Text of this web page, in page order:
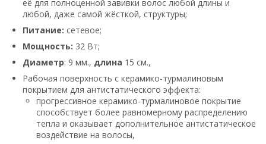
её для полноценной завивки волос любой длины и
любой, даже самой жёсткой, структуры;
Питание: сетевое;
Мощность: 32 Вт;
Диаметр: 9 мм., длина 15 см.,
Рабочая поверхность с керамико-турмалиновым
покрытием для антистатического эффекта:
прогрессивное керамико-турмалиновое покрытие
способствует более равномерному распределению
тепла и оказывает дополнительное антистатическое
воздействие на волосы,